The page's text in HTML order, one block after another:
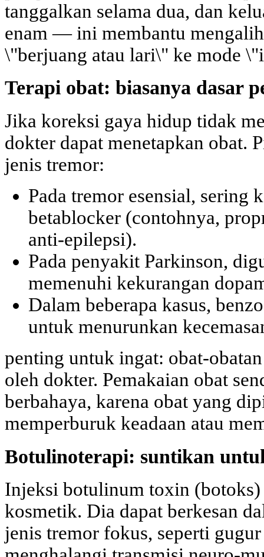
tanggalkan selama dua, dan
enam — ini membantu
\"berjuang atau lari\" ke mode
Terapi obat: biasanya dasar
Jika koreksi gaya hidup tidak
dokter dapat menetapkan obat.
jenis tremor:
Pada tremor esensial, sering
betablocker (contohnya,
anti-epilepsi).
Pada penyakit Parkinson,
memenuhi kekurangan
Dalam beberapa kasus,
untuk menurunkan
penting untuk ingat: obat-
oleh dokter. Pemakaian obat
berbahaya, karena obat yang
memperburuk keadaan atau
Botulinoterapi: suntikan
Injeksi botulinum toxin (botoks)
kosmetik. Dia dapat berkesan
jenis tremor fokus, seperti